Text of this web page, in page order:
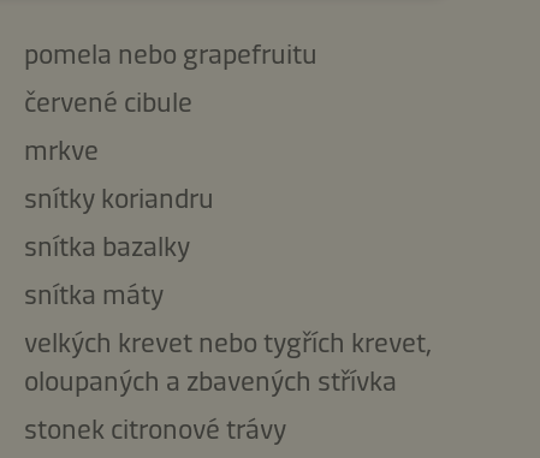
pomela nebo grapefruitu
červené cibule
mrkve
snítky koriandru
snítka bazalky
snítka máty
velkých krevet nebo tygřích krevet,
oloupaných a zbavených střívka
stonek citronové trávy